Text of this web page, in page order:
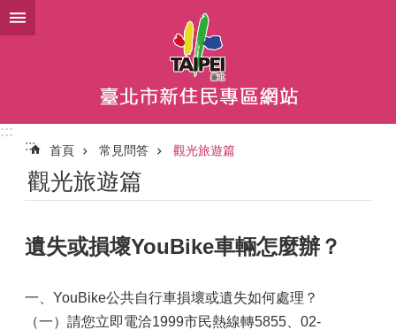
跳到主要內容區塊
:::
:::
首頁 常見問答 觀光旅遊篇
觀光旅遊篇
遺失或損壞YouBike車輛怎麼辦？
一、YouBike公共自行車損壞或遺失如何處理？
（一）請您立即電洽1999市民熱線轉5855、02-